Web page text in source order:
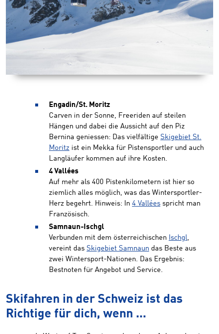
Engadin/St. Moritz
Carven in der Sonne, Freeriden auf steilen
Hängen und dabei die Aussicht auf den Piz
Bernina geniessen: Das vielfältige Skigebiet St.
Moritz ist ein Mekka für Pistensportler und auch
Langläufer kommen auf ihre Kosten.
4 Vallées
Auf mehr als 400 Pistenkilometern ist hier so
ziemlich alles möglich, was das Wintersportler-
Herz begehrt. Hinweis: In 4 Vallées spricht man
Französisch.
Samnaun-Ischgl
Verbunden mit dem österreichischen Ischgl,
vereint das Skigebiet Samnaun das Beste aus
zwei Wintersport-Nationen. Das Ergebnis:
Bestnoten für Angebot und Service.
Skifahren in der Schweiz ist das
Richtige für dich, wenn ...